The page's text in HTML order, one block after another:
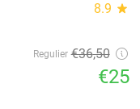
8.9 star
Regulier €36,50
€25